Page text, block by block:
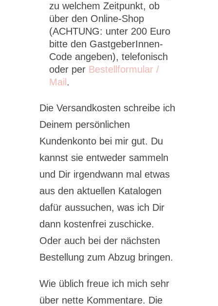
zu welchem Zeitpunkt, ob
über den Online-Shop
(ACHTUNG: unter 200 Euro
bitte den GastgeberInnen-
Code angeben), telefonisch
oder per Bestellformular /
Mail .
Die Versandkosten schreibe ich
Deinem persönlichen
Kundenkonto bei mir gut. Du
kannst sie entweder sammeln
und Dir irgendwann mal etwas
aus den aktuellen Katalogen
dafür aussuchen, was ich Dir
dann kostenfrei zuschicke.
Oder auch bei der nächsten
Bestellung zum Abzug bringen.
Wie üblich freue ich mich sehr
über nette Kommentare. Die